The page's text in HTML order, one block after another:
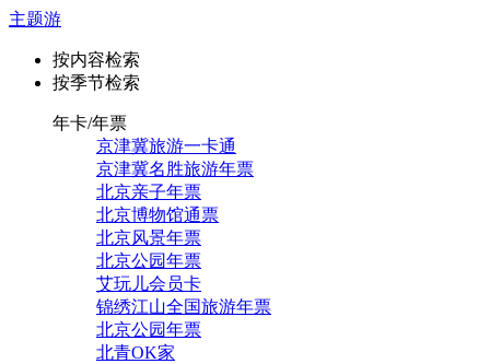
主题游
按内容检索
按季节检索
年卡/年票
京津冀旅游一卡通
京津冀名胜旅游年票
北京亲子年票
北京博物馆通票
北京风景年票
北京公园年票
艾玩儿会员卡
锦绣江山全国旅游年票
北京公园年票
北青OK家